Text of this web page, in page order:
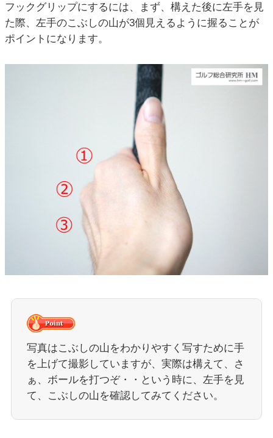
フックグリップにするには、まず、構えた後に左手を見
た際、左手のこぶしの山が3個見えるように握ることが
ポイントになります。
写真はこぶしの山をわかりやすく写すために手
を上げて撮影していますが、実際は構えて、さ
ぁ、ボールを打つぞ・・という時に、左手を見
て、こぶしの山を確認してみてください。